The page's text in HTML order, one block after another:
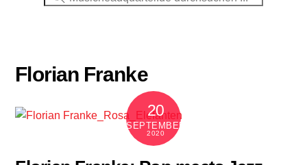
Florian Franke
20
SEPTEMBER
2020